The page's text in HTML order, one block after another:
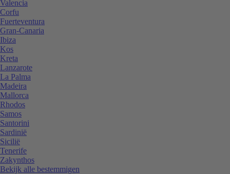
Valencia
Corfu
Fuerteventura
Gran-Canaria
Ibiza
Kos
Kreta
Lanzarote
La Palma
Madeira
Mallorca
Rhodos
Samos
Santorini
Sardinië
Sicilië
Tenerife
Zakynthos
Bekijk alle bestemmigen